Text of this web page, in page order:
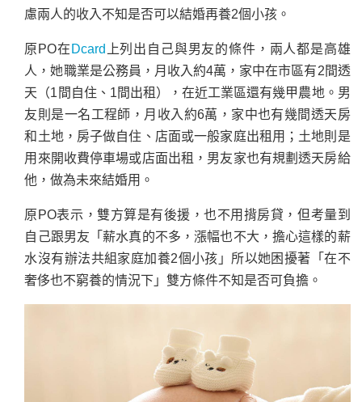
慮兩人的收入不知是否可以結婚再養2個小孩。
原PO在 Dcard
上列出自己與男友的條件，兩人都是高雄
人，她職業是公務員，月收入約4萬，家中在市區有2間透
天（1間自住、1間出租），在近工業區還有幾甲農地。男
友則是一名工程師，月收入約6萬，家中也有幾間透天房
和土地，房子做自住、店面或一般家庭出租用；土地則是
用來開收費停車場或店面出租，男友家也有規劃透天房給
他，做為未來結婚用。
原PO表示，雙方算是有後援，也不用揹房貸，但考量到
自己跟男友「薪水真的不多，漲幅也不大，擔心這樣的薪
水沒有辦法共組家庭加養2個小孩」所以她困擾著「在不
奢侈也不窮養的情況下」雙方條件不知是否可負擔。